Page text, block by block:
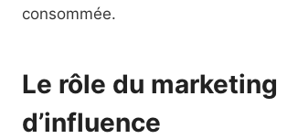
consommée.
Le rôle du marketing
d’influence